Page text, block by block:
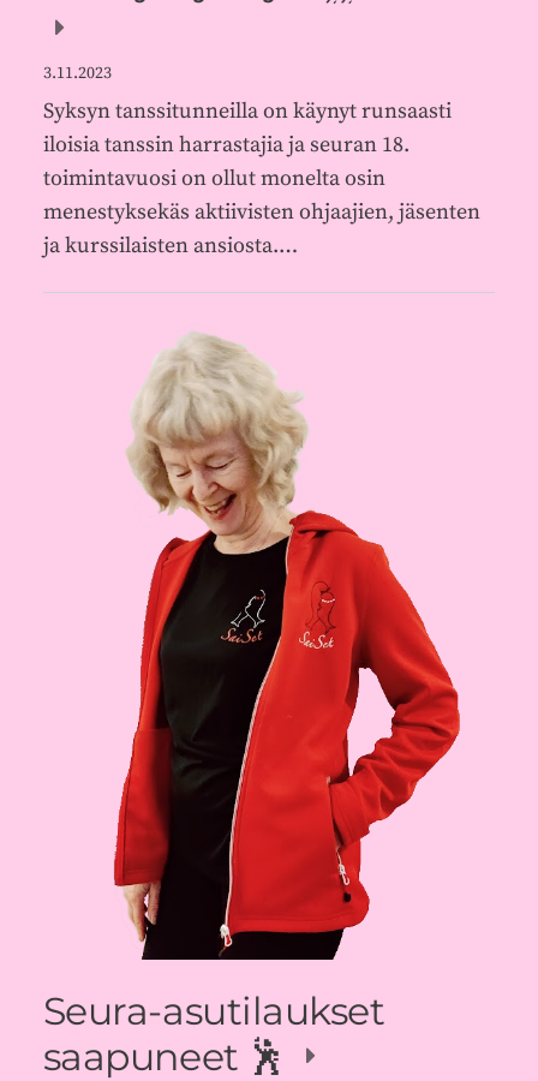
3.11.2023
Syksyn tanssitunneilla on käynyt runsaasti
iloisia tanssin harrastajia ja seuran 18.
toimintavuosi on ollut monelta osin
menestyksekäs aktiivisten ohjaajien, jäsenten
ja kurssilaisten ansiosta.…
Seura-asutilaukset
saapuneet 🕺